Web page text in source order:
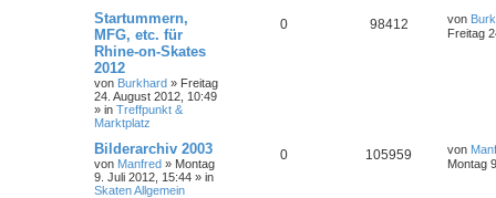
Startummern,
MFG, etc. für
Rhine-on-Skates
2012
von Burkhard » Freitag
24. August 2012, 10:49
» in Treffpunkt &
Marktplatz
0 98412 von
Freitag
Bilderarchiv 2003
von Manfred » Montag
9. Juli 2012, 15:44 » in
Skaten Allgemein
0 105959 von
Montag